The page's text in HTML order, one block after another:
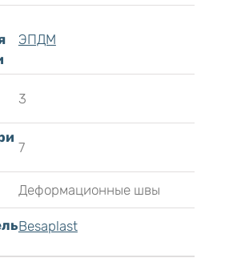
ЭПДМ
3
7
Деформационные швы
Besaplast